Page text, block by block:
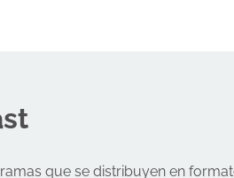
que se distribuyen en